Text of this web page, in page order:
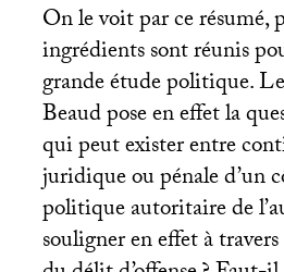
On le voit par ce résumé,
ingrédients sont réunis
grande étude politique.
Beaud pose en effet la
qui peut exister entre
juridique ou pénale d’un
politique autoritaire de
souligner en effet à